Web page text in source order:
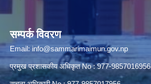
सम्पर्क विवरण
Email: info@sammarimaimun.gov.np
प्रमुख प्रशासकीय अधिकृत No : 977-9857016956